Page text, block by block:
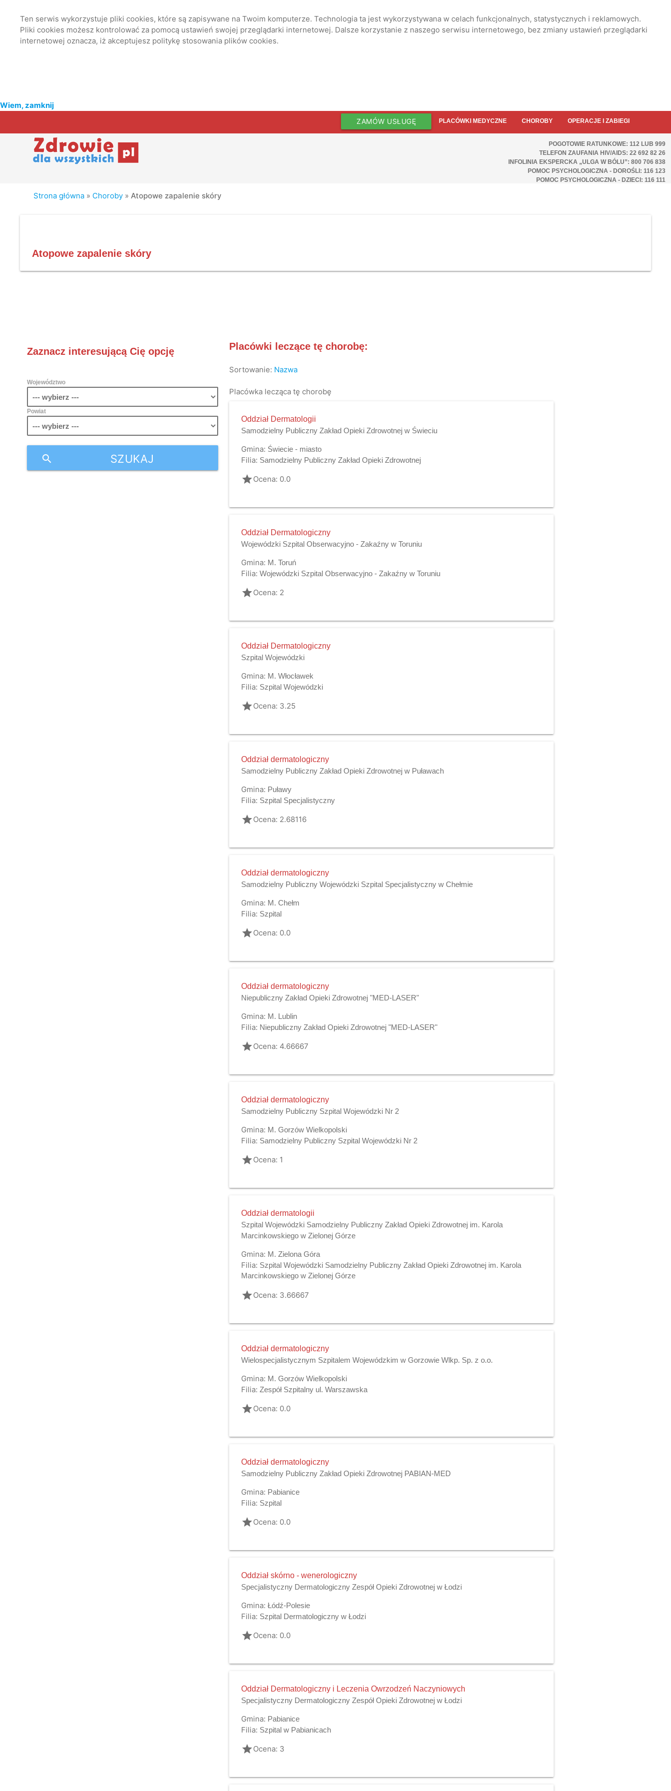
Ten serwis wykorzystuje pliki cookies, które są zapisywane na Twoim komputerze. Technologia ta jest wykorzystywana w celach funkcjonalnych, statystycznych i reklamowych.
Pliki cookies możesz kontrolować za pomocą ustawień swojej przeglądarki internetowej. Dalsze korzystanie z naszego serwisu internetowego, bez zmiany ustawień przeglądarki
internetowej oznacza, iż akceptujesz politykę stosowania plików cookies.
Wiem, zamknij
ZAMÓW USŁUGĘ PLACÓWKI MEDYCZNE CHOROBY OPERACJE I ZABIEGI
POGOTOWIE RATUNKOWE: 112 LUB 999
TELEFON ZAUFANIA HIV/AIDS: 22 692 82 26
INFOLINIA EKSPERCKA „ULGA W BÓLU”: 800 706 838
POMOC PSYCHOLOGICZNA - DOROŚLI: 116 123
POMOC PSYCHOLOGICZNA - DZIECI: 116 111
Strona główna » Choroby »Atopowe zapalenie skóry
Atopowe zapalenie skóry
Zaznacz interesującą Cię opcję
Województwo
Powiat
SZUKAJ
search
Placówki leczące tę chorobę:
Sortowanie: Nazwa
Placówka lecząca tę chorobę
Oddział Dermatologii
Samodzielny Publiczny Zakład Opieki Zdrowotnej w Świeciu
Gmina: Świecie - miasto
Filia: Samodzielny Publiczny Zakład Opieki Zdrowotnej
gradeOcena: 0.0
Oddział Dermatologiczny
Wojewódzki Szpital Obserwacyjno - Zakaźny w Toruniu
Gmina: M. Toruń
Filia: Wojewódzki Szpital Obserwacyjno - Zakaźny w Toruniu
gradeOcena: 2
Oddział Dermatologiczny
Szpital Wojewódzki
Gmina: M. Włocławek
Filia: Szpital Wojewódzki
gradeOcena: 3.25
Oddział dermatologiczny
Samodzielny Publiczny Zakład Opieki Zdrowotnej w Puławach
Gmina: Puławy
Filia: Szpital Specjalistyczny
gradeOcena: 2.68116
Oddział dermatologiczny
Samodzielny Publiczny Wojewódzki Szpital Specjalistyczny w Chełmie
Gmina: M. Chełm
Filia: Szpital
gradeOcena: 0.0
Oddział dermatologiczny
Niepubliczny Zakład Opieki Zdrowotnej "MED-LASER"
Gmina: M. Lublin
Filia: Niepubliczny Zakład Opieki Zdrowotnej "MED-LASER"
gradeOcena: 4.66667
Oddział dermatologiczny
Samodzielny Publiczny Szpital Wojewódzki Nr 2
Gmina: M. Gorzów Wielkopolski
Filia: Samodzielny Publiczny Szpital Wojewódzki Nr 2
gradeOcena: 1
Oddział dermatologii
Szpital Wojewódzki Samodzielny Publiczny Zakład Opieki Zdrowotnej im. Karola
Marcinkowskiego w Zielonej Górze
Gmina: M. Zielona Góra
Filia: Szpital Wojewódzki Samodzielny Publiczny Zakład Opieki Zdrowotnej im. Karola
Marcinkowskiego w Zielonej Górze
gradeOcena: 3.66667
Oddział dermatologiczny
Wielospecjalistycznym Szpitalem Wojewódzkim w Gorzowie Wlkp. Sp. z o.o.
Gmina: M. Gorzów Wielkopolski
Filia: Zespół Szpitalny ul. Warszawska
gradeOcena: 0.0
Oddział dermatologiczny
Samodzielny Publiczny Zakład Opieki Zdrowotnej PABIAN-MED
Gmina: Pabianice
Filia: Szpital
gradeOcena: 0.0
Oddział skórno - wenerologiczny
Specjalistyczny Dermatologiczny Zespół Opieki Zdrowotnej w Łodzi
Gmina: Łódź-Polesie
Filia: Szpital Dermatologiczny w Łodzi
gradeOcena: 0.0
Oddział Dermatologiczny i Leczenia Owrzodzeń Naczyniowych
Specjalistyczny Dermatologiczny Zespół Opieki Zdrowotnej w Łodzi
Gmina: Pabianice
Filia: Szpital w Pabianicach
gradeOcena: 3